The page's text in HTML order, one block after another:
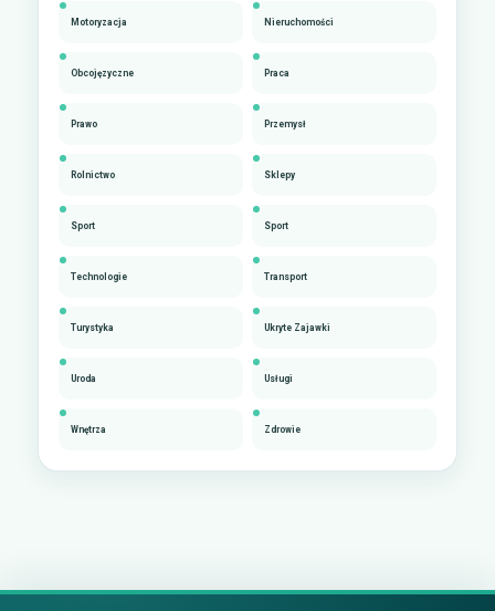
Motoryzacja Nieruchomości
Obcojęzyczne Praca
Prawo Przemysł
Rolnictwo Sklepy
Sport Sport
Technologie Transport
Turystyka Ukryte Zajawki
Uroda Usługi
Wnętrza Zdrowie